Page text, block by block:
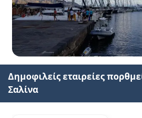
Δημοφιλείς εταιρείες
Σαλίνα